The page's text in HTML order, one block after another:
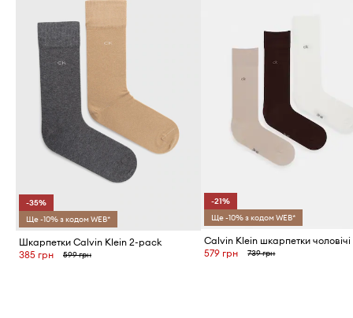
-35%
Ще -10% з кодом WEB*
Шкарпетки Calvin Klein 2-pack
385 грн
599 грн
-21%
Ще -10% з кодом WEB*
579 грн 739 грн